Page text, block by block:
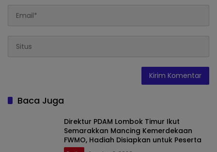
Baca Juga
Direktur PDAM Lombok Timur Ikut
Semarakkan Mancing Kemerdekaan
FWMO, Hadiah Disiapkan untuk Peserta